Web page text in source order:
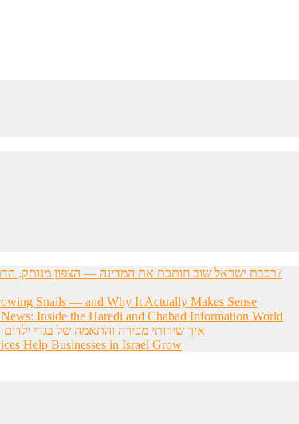
רכבת ישראל שוב חותכת את המדינה — הצפון מנותק, הדרום מתוסכל, והחשפניות שואלות: איך בכלל להגיע לעבודה?
Snails — and Why It Actually Makes Sense
Inside the Haredi and Chabad Information World
איך שירותי מכירה והתאמה של בגדי
Help Businesses in Israel Grow